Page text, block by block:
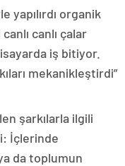
yapılırdı organik
canlı çalar
iş bitiyor.
mekanikleştirdi”
şarkılarla ilgili
İçlerinde
da toplumun